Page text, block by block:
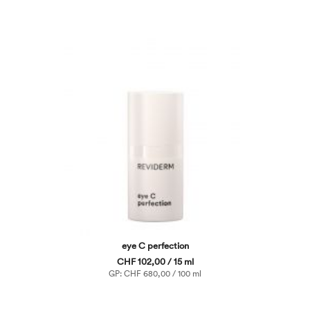
eye C perfection
CHF 102,00 / 15 ml
GP: CHF 680,00 / 100 ml